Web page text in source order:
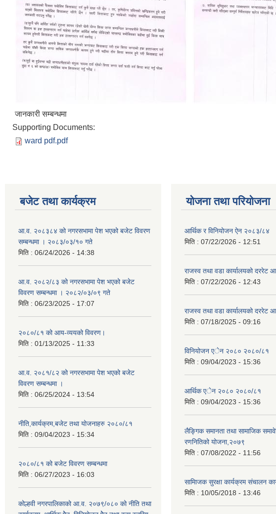
जानकारी सम्बन्धमा
Supporting Documents:
ward pdf.pdf
बजेट तथा कार्यक्रम
आ.व. २०८३८४ को नगरसभामा पेश भएको बजेट विवरण
सम्बन्धमा । २०८३/०३/१० गते
मिति : 06/24/2026 - 14:38
आ.व. २०८२/८३ को नगरसभामा पेश भएको बजेट
विवरण सम्बन्धमा । २०८२/०३/०९ गते
मिति : 06/23/2025 - 17:07
२०८०/८१ को आय-व्ययको विवरण।
मिति : 01/13/2025 - 11:33
आ.व. २०८१/८२ को नगरसभामा पेश भएको बजेट
विवरण सम्बन्धमा ।
मिति : 06/25/2024 - 13:54
नीति,कार्यक्रम,बजेट तथा योजनाहरु २०८०/८१
मिति : 09/04/2023 - 15:34
२०८०/८१ को बजेट विवरण सम्बन्धमा
मिति : 06/27/2023 - 16:03
कोल्हवी नगरपालिकाको आ.व. २०७९/०८० को नीति तथा
योजना तथा परियोजना
आर्थिक र विनियोजन ऐन २०८३/८४
मिति : 07/22/2026 - 12:51
राजस्व तथा वडा कार्यालयको
मिति : 07/22/2026 - 12:43
राजस्व तथा वडा कार्यालयको
मिति : 07/18/2025 - 09:16
विनियोजन एेन २०८० २०८०/८१
मिति : 09/04/2023 - 15:36
आर्थिक एेन २०८० २०८०/८१
मिति : 09/04/2023 - 15:36
लैङ्गिक समानता तथा सामाजिक
रणनितिको योजना,२०७९
मिति : 07/08/2022 - 11:56
सामािजक सुरक्षा कार्यक्रम संचालन
मिति : 10/05/2018 - 13:46